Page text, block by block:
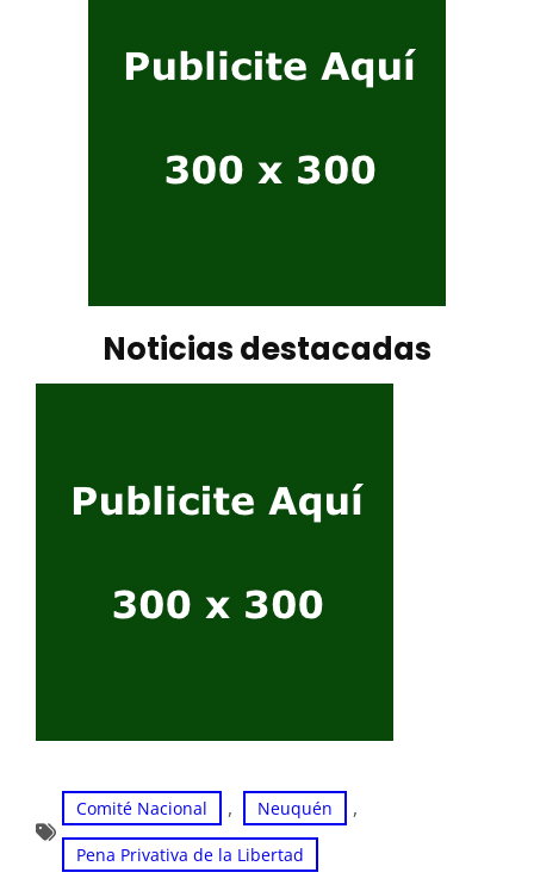
Noticias destacadas
Comité Nacional , Neuquén ,
Pena Privativa de la Libertad